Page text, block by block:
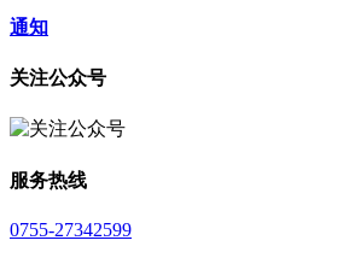
通知
关注公众号
服务热线
0755-27342599